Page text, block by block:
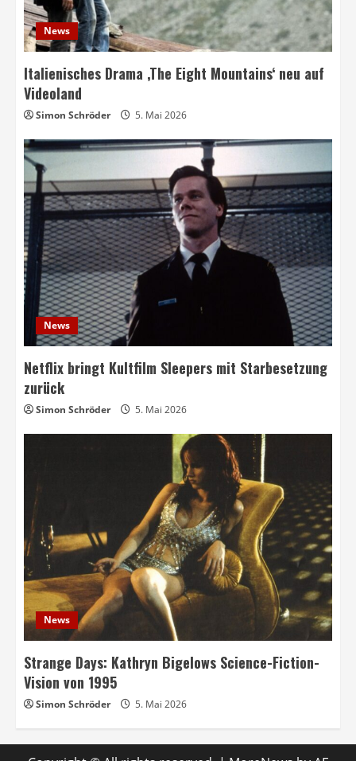
News
Italienisches Drama ‚The Eight Mountains‘ neu auf
Videoland
Simon Schröder 5. Mai 2026
News
Netflix bringt Kultfilm Sleepers mit Starbesetzung
zurück
Simon Schröder 5. Mai 2026
News
Strange Days: Kathryn Bigelows Science-Fiction-
Vision von 1995
Simon Schröder 5. Mai 2026